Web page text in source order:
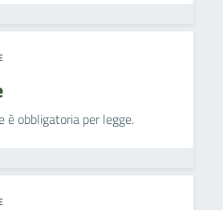
è obbligatoria per legge.